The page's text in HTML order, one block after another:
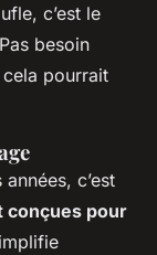
c’est le
besoin
cela pourrait
c’est
conçues pour